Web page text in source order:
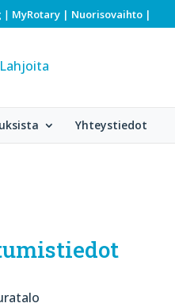
| MyRotary | Nuorisovaihto |
Lahjoita
Yhteystiedot